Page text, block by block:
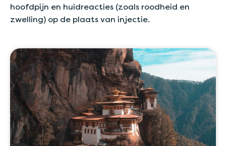
hoofdpijn en huidreacties (zoals roodheid en
zwelling) op de plaats van injectie.